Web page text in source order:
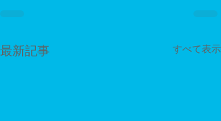
最新記事 すべて表示